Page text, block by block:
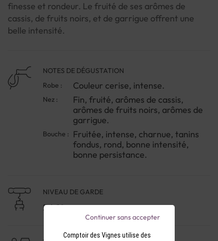
finesse et rondeur. Le fruité de ses arômes de
cassis, de fruits noirs, et de garrigue offrent une
belle intensité.
NOTES DE DÉGUSTATION
Robe :
Couleur cerise, intense.
Nez :
Fin, fruité, arômes de cassis,
arômes de fruits noirs, arômes de
garrigue.
Bouche : Fruitée, intense, charnue, tanins
fondus, rond, bonne intensité,
bonne persistance.
NIVEAU DE GARDE
5 à 10 ans
Comptoir des Vignes utilise des
Continuer sans accepter